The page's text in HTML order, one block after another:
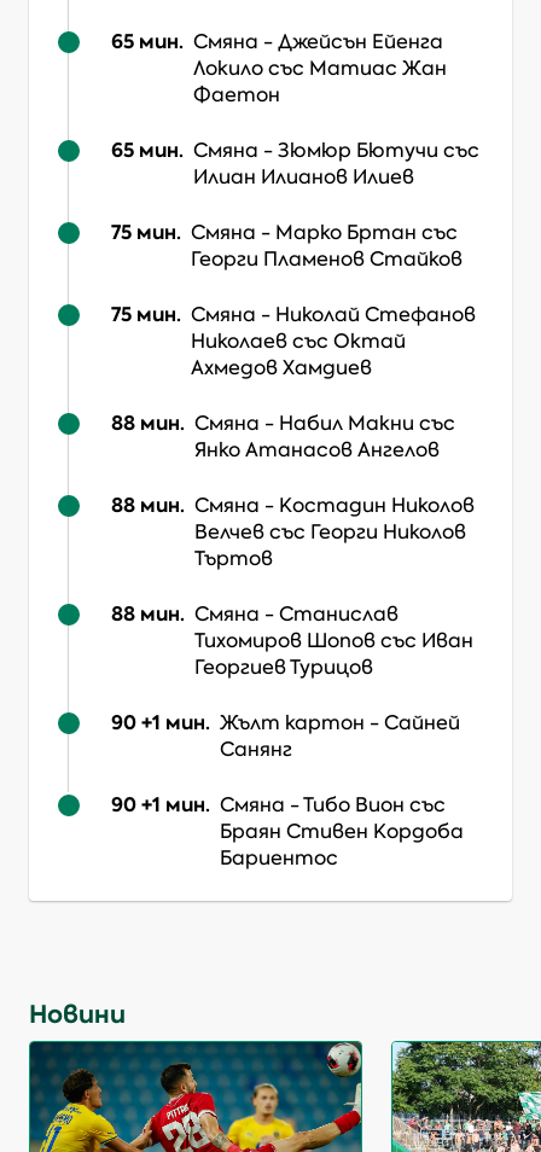
65 мин. Смяна -Джейсън Ейенга
Локилосъс Матиас Жан
Фаетон
65 мин. Смяна -Зюмюр Бютучи със
Илиан Илианов Илиев
75 мин. Смяна - Марко Бртан със
Георги Пламенов Стайков
75 мин. Смяна - Николай Стефанов
Николаевсъс Октай
Ахмедов Хамдиев
88 мин. Смяна - Набил Макни със
Янко Атанасов Ангелов
88 мин. Смяна - Костадин Николов
Велчевсъс Георги Николов
Търтов
88 мин. Смяна -Станислав
Тихомиров Шоповсъс Иван
Георгиев Турицов
90 +1 мин. Жълт картон -Сайней
Санянг
90 +1 мин. Смяна -Тибо Вион със
Браян Стивен Кордоба
Бариентос
Новини